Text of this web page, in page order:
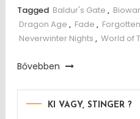
Tagged Baldur's Gate ,
Dragon Age , Fade ,
Neverwinter Nights , World of
Bővebben
KI VAGY, STINGER ?